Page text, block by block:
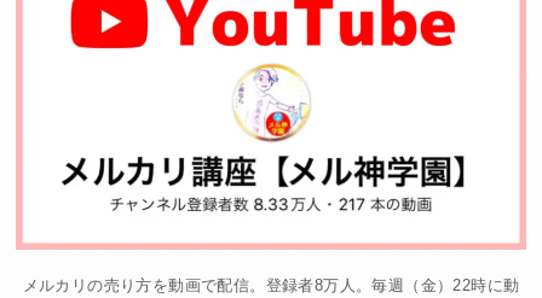
メルカリの売り方を動画で配信。登録者8万人。毎週（金）22時に動